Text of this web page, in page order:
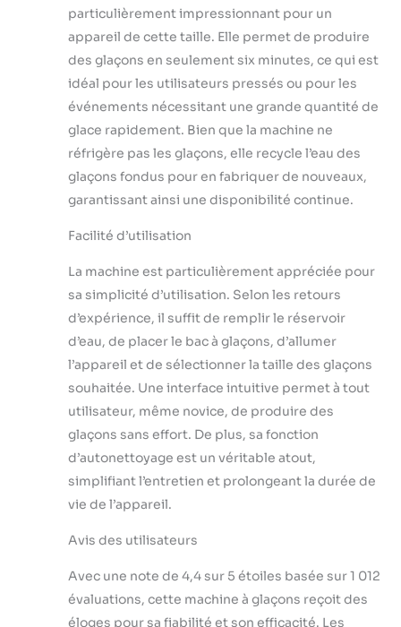
bactéries, mais
vous fait également
gagner du temps
lors du nettoyage.
Glaçons】Notre
machine à glaçons
compacte vous
offre le choix entre
deux tailles de
glaçons sphériques
des sacs à glaçons,
panier sont inclus.
Que vous souhaitiez
refroidir des
boissons ou
aliments frais, notre
machine à glaçons
répondra à vos
besoins.
【Conception
Intelligente】Grâce
glaçons détecte les
situations
anormales. Si le bac
à glaçons est plein
particulièrement impressionnant pour un
appareil de cette taille. Elle permet de produire
des glaçons en seulement six minutes, ce qui est
idéal pour les utilisateurs pressés ou pour les
événements nécessitant une grande quantité de
glace rapidement. Bien que la machine ne
réfrigère pas les glaçons, elle recycle l’eau des
glaçons fondus pour en fabriquer de nouveaux,
garantissant ainsi une disponibilité continue.
Facilité d’utilisation
La machine est particulièrement appréciée pour
sa simplicité d’utilisation. Selon les retours
d’expérience, il suffit de remplir le réservoir
d’eau, de placer le bac à glaçons, d’allumer
l’appareil et de sélectionner la taille des glaçons
souhaitée. Une interface intuitive permet à tout
utilisateur, même novice, de produire des
glaçons sans effort. De plus, sa fonction
d’autonettoyage est un véritable atout,
simplifiant l’entretien et prolongeant la durée de
vie de l’appareil.
Avis des utilisateurs
Avec une note de 4,4 sur 5 étoiles basée sur 1 012
évaluations, cette machine à glaçons reçoit des
éloges pour sa fiabilité et son efficacité. Les